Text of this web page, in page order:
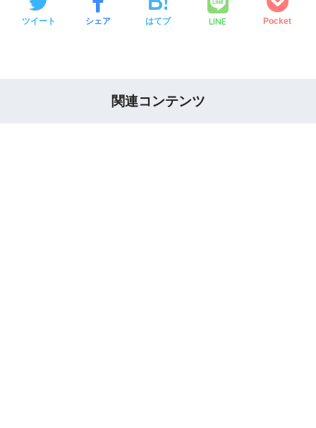
ツイート シェア はてブ LINE Pocket
関連コンテンツ